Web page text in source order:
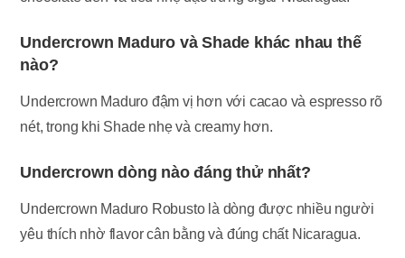
Undercrown Maduro và Shade khác nhau thế
nào?
Undercrown Maduro đậm vị hơn với cacao và espresso rõ
nét, trong khi Shade nhẹ và creamy hơn.
Undercrown dòng nào đáng thử nhất?
Undercrown Maduro Robusto là dòng được nhiều người
yêu thích nhờ flavor cân bằng và đúng chất Nicaragua.